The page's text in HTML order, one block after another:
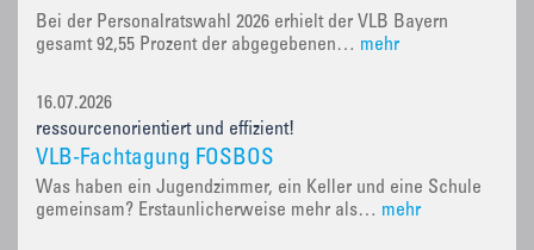
Bei der Personalratswahl 2026 erhielt der VLB Bayern
gesamt 92,55 Prozent der abgegebenen… mehr
16.07.2026
ressourcenorientiert und effizient!
VLB-Fachtagung FOSBOS
Was haben ein Jugendzimmer, ein Keller und eine Schule
gemeinsam? Erstaunlicherweise mehr als… mehr